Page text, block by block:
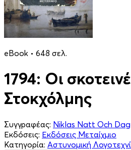
eBook • 648 σελ.
1794: Οι
Στοκχόλμης
Συγγραφέας: Niklas Natt Och Dag
Εκδόσεις: Εκδόσεις Μεταίχμιο
Κατηγορία: Αστυνομική